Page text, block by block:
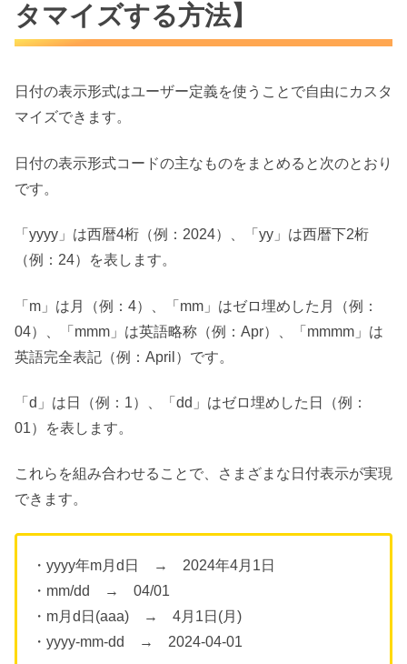
タマイズする方法】
日付の表示形式はユーザー定義を使うことで自由にカスタ
マイズできます。
日付の表示形式コードの主なものをまとめると次のとおり
です。
「yyyy」は西暦4桁（例：2024）、「yy」は西暦下2桁
（例：24）を表します。
「m」は月（例：4）、「mm」はゼロ埋めした月（例：
04）、「mmm」は英語略称（例：Apr）、「mmmm」は
英語完全表記（例：April）です。
「d」は日（例：1）、「dd」はゼロ埋めした日（例：
01）を表します。
これらを組み合わせることで、さまざまな日付表示が実現
できます。
・yyyy年m月d日 → 2024年4月1日
・mm/dd → 04/01
・m月d日(aaa) → 4月1日(月)
・yyyy-mm-dd → 2024-04-01